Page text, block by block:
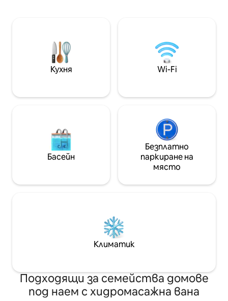
място, където четирите сезона на
Япония се сливат удобно. Отделете
време и се насладете на
помещението, създадено с любов.
климатик, кухня, тоалетна и баня,
от художници, на които се
възхищаваме. Плат, зелено, градина,
декорации и произведения, „!!“ във
входното антре и др. Бихме искали
усетете старата, но мощна
5 минути от
първа
от
наблизо. С
Кухня Wi-Fi
Басейн
Безплатно
паркиране на
място
Климатик
Подходящи за семейства домове
под наем с хидромасажна вана